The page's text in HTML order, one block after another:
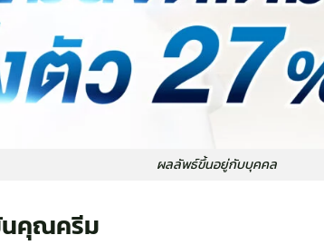
ผลลัพธ์ขึ้นอยู่กับบุคคล
นคุณครีม